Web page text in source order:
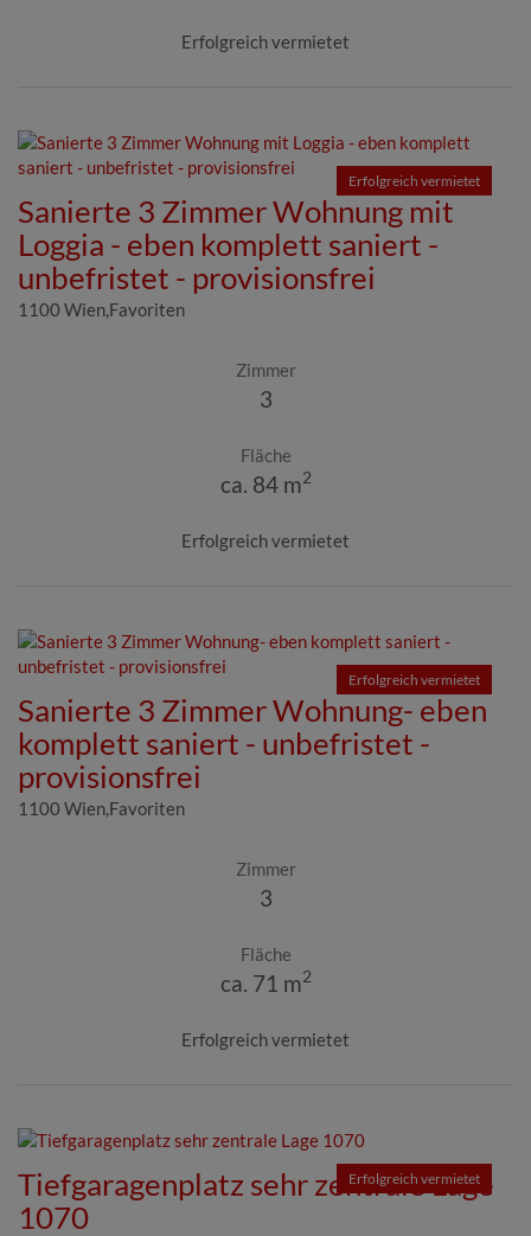
Erfolgreich vermietet
Erfolgreich vermietet
Sanierte 3 Zimmer Wohnung mit
Loggia - eben komplett saniert -
unbefristet - provisionsfrei
1100 Wien,Favoriten
Zimmer
3
Fläche
ca. 84 m2
Erfolgreich vermietet
Erfolgreich vermietet
Sanierte 3 Zimmer Wohnung- eben
komplett saniert - unbefristet -
provisionsfrei
1100 Wien,Favoriten
Zimmer
3
Fläche
ca. 71 m2
Erfolgreich vermietet
Erfolgreich vermietet
Tiefgaragenplatz sehr zentrale Lage
1070